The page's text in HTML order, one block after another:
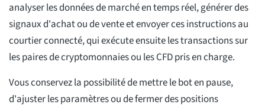
analyser les données de marché en temps réel, générer des
signaux d'achat ou de vente et envoyer ces instructions au
courtier connecté, qui exécute ensuite les transactions sur
les paires de cryptomonnaies ou les CFD pris en charge.
Vous conservez la possibilité de mettre le bot en pause,
d'ajuster les paramètres ou de fermer des positions